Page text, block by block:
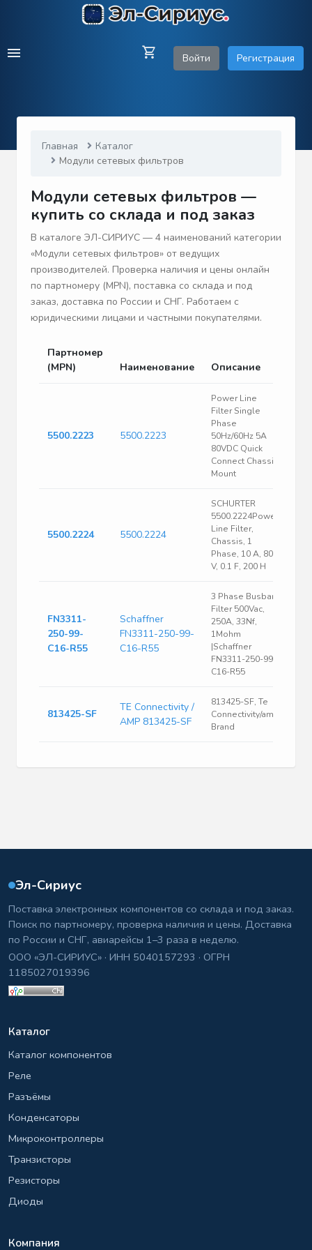
Войти Регистрация
Главная
Каталог
Модули сетевых фильтров
Модули сетевых фильтров —
купить со склада и под заказ
В каталоге ЭЛ-СИРИУС — 4 наименований категории
«Модули сетевых фильтров» от ведущих
производителей. Проверка наличия и цены онлайн
по партномеру (MPN), поставка со склада и под
заказ, доставка по России и СНГ. Работаем с
юридическими лицами и частными покупателями.
Партномер
(MPN)
Наименование Описание
5500.2223 5500.2223
Power Line
Filter Single
Phase
50Hz/60Hz 5A
80VDC Quick
Connect Chassis
Mount
5500.2224 5500.2224
SCHURTER
5500.2224Power
Line Filter,
Chassis, 1
Phase, 10 A, 80
V, 0.1 F, 200 H
FN3311-
250-99-
C16-R55
Schaffner
FN3311-250-99-
C16-R55
3 Phase Busbar
Filter 500Vac,
250A, 33Nf,
1Mohm
|Schaffner
FN3311-250-99-
C16-R55
813425-SF
TE Connectivity /
AMP 813425-SF
813425-SF, Te
Connectivity/amp
Brand
Эл-Сириус
Поставка электронных компонентов со склада и под заказ.
Поиск по партномеру, проверка наличия и цены. Доставка
по России и СНГ, авиарейсы 1–3 раза в неделю.
ООО «ЭЛ-СИРИУС» · ИНН 5040157293 · ОГРН
1185027019396
Каталог
Каталог компонентов
Реле
Разъёмы
Конденсаторы
Микроконтроллеры
Транзисторы
Резисторы
Диоды
Компания